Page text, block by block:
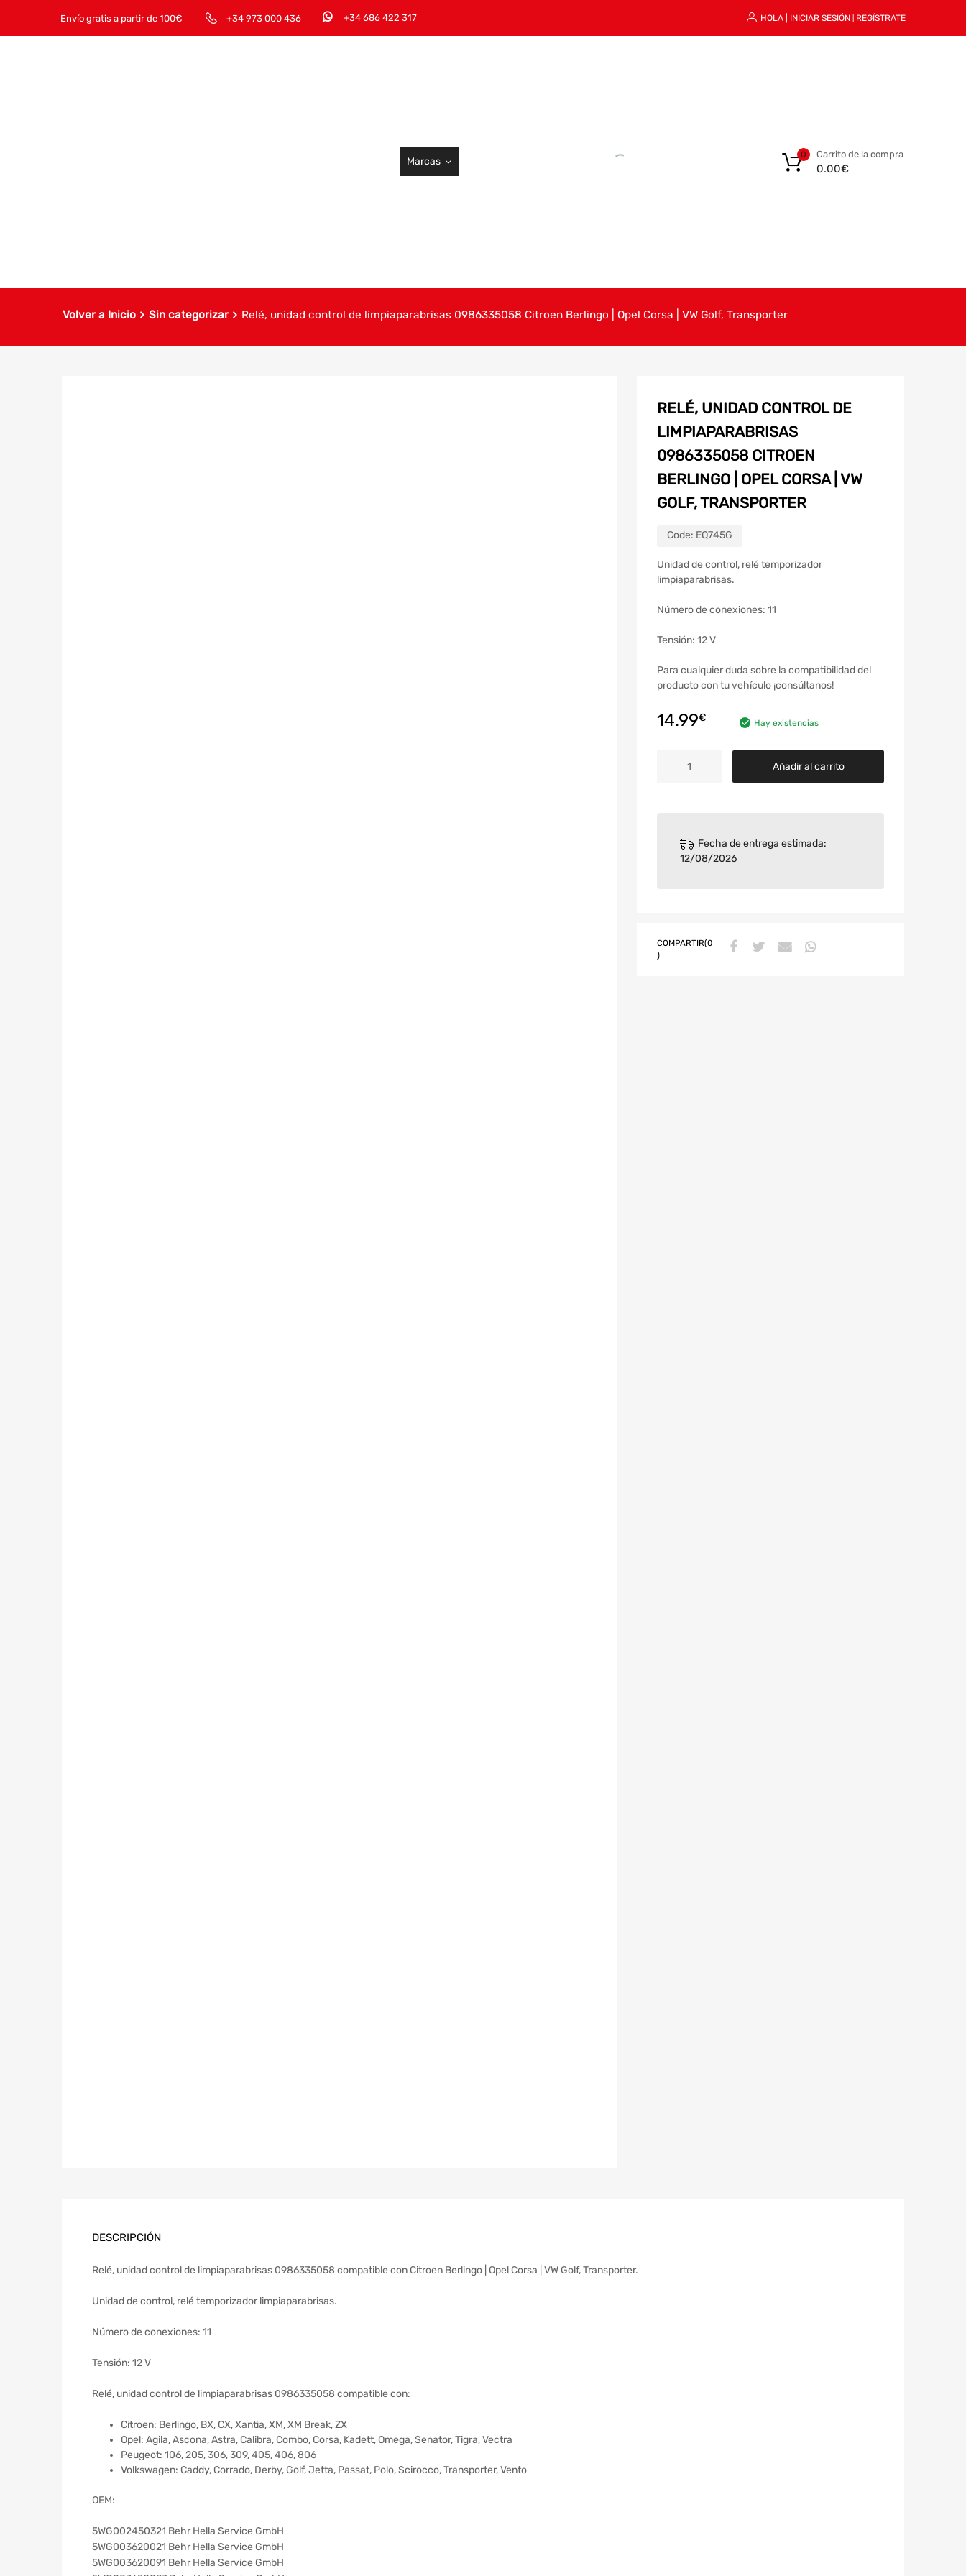
Envío gratis a partir de 100€ +34 973 000 436 +34 686 422 317 HOLA | INICIAR SESIÓN REGÍSTRATE
Marcas
Carrito de la compra
0.00€
0
Volver a Inicio Sin categorizar Relé, unidad control de limpiaparabrisas 0986335058 Citroen Berlingo | Opel Corsa | VW Golf, Transporter
RELÉ, UNIDAD CONTROL DE
LIMPIAPARABRISAS
0986335058 CITROEN
BERLINGO | OPEL CORSA | VW
GOLF, TRANSPORTER
Code: EQ745G
Unidad de control, relé temporizador
limpiaparabrisas.
Número de conexiones: 11
Tensión: 12 V
Para cualquier duda sobre la compatibilidad del
producto con tu vehículo ¡consúltanos!
14.99€ Hay existencias
Añadir al carrito
Fecha de entrega estimada:
12/08/2026
COMPARTIR(0
)
DESCRIPCIÓN
Relé, unidad control de limpiaparabrisas 0986335058 compatible con Citroen Berlingo | Opel Corsa | VW Golf, Transporter.
Unidad de control, relé temporizador limpiaparabrisas.
Número de conexiones: 11
Tensión: 12 V
Relé, unidad control de limpiaparabrisas 0986335058 compatible con:
Citroen: Berlingo, BX, CX, Xantia, XM, XM Break, ZX
Opel: Agila, Ascona, Astra, Calibra, Combo, Corsa, Kadett, Omega, Senator, Tigra, Vectra
Peugeot: 106, 205, 306, 309, 405, 406, 806
Volkswagen: Caddy, Corrado, Derby, Golf, Jetta, Passat, Polo, Scirocco, Transporter, Vento
OEM:
5WG002450321 Behr Hella Service GmbH
5WG003620021 Behr Hella Service GmbH
5WG003620091 Behr Hella Service GmbH